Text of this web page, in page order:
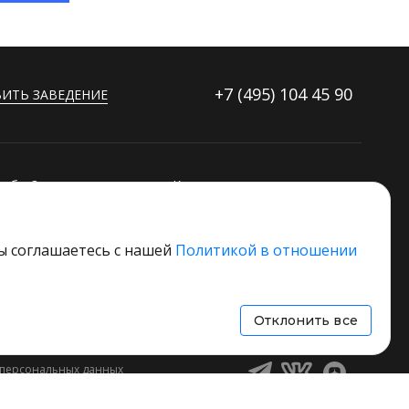
ЗАВЕДЕНИЕ +7 (495) 104 45 90
Контакты
Основной стек технологий
данных
соглашаетесь с нашей Политикой в отношении
Отклонить все